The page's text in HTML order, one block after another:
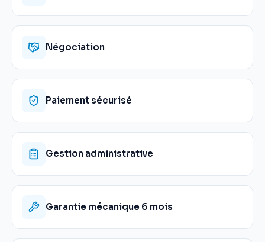
Négociation
Paiement sécurisé
Gestion administrative
Garantie mécanique 6 mois